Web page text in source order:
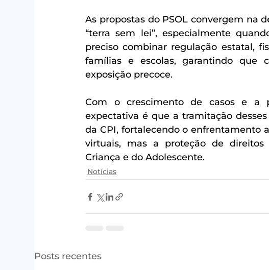
As propostas do PSOL convergem na
“terra sem lei”, especialmente
preciso combinar regulação estatal,
famílias e escolas, garantindo que
exposição precoce.
Com o crescimento de casos e a
expectativa é que a tramitação
da CPI, fortalecendo o enfrentamento
virtuais, mas a proteção de
Criança e do Adolescente.
Notícias
Posts recentes